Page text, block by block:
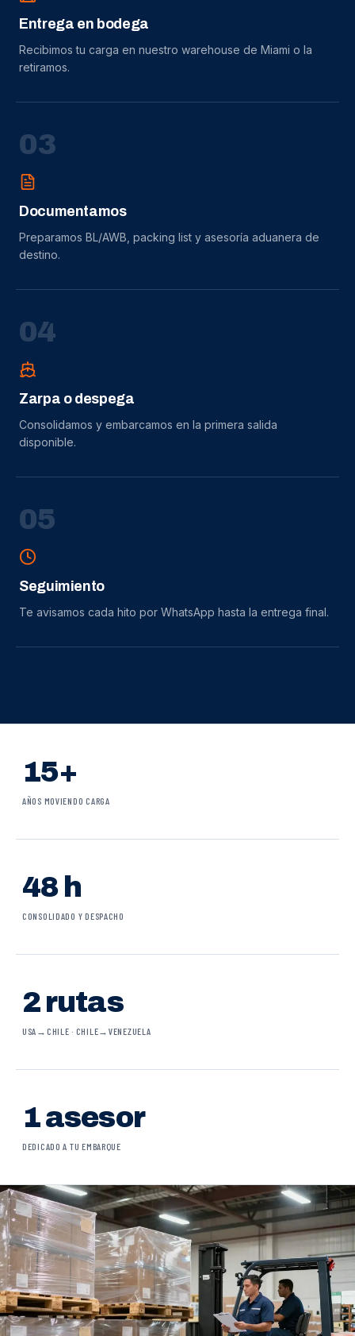
Entrega en bodega
Recibimos tu carga en nuestro warehouse de Miami o la
retiramos.
03
Documentamos
Preparamos BL/AWB, packing list y asesoría aduanera de
destino.
04
Zarpa o despega
Consolidamos y embarcamos en la primera salida
disponible.
05
Seguimiento
Te avisamos cada hito por WhatsApp hasta la entrega final.
15+
AÑOS MOVIENDO CARGA
48 h
CONSOLIDADO Y DESPACHO
2 rutas
USA→CHILE · CHILE→VENEZUELA
1 asesor
DEDICADO A TU EMBARQUE